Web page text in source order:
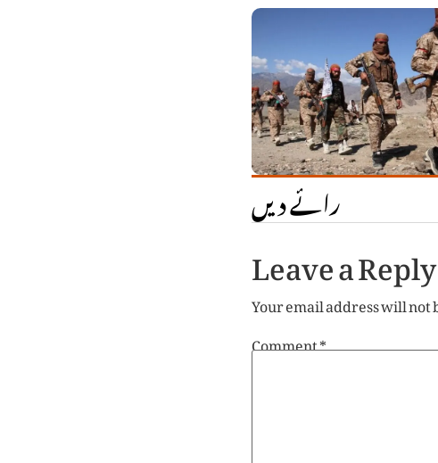
رائے دیں
Leave a Reply
Your email address will
Comment*